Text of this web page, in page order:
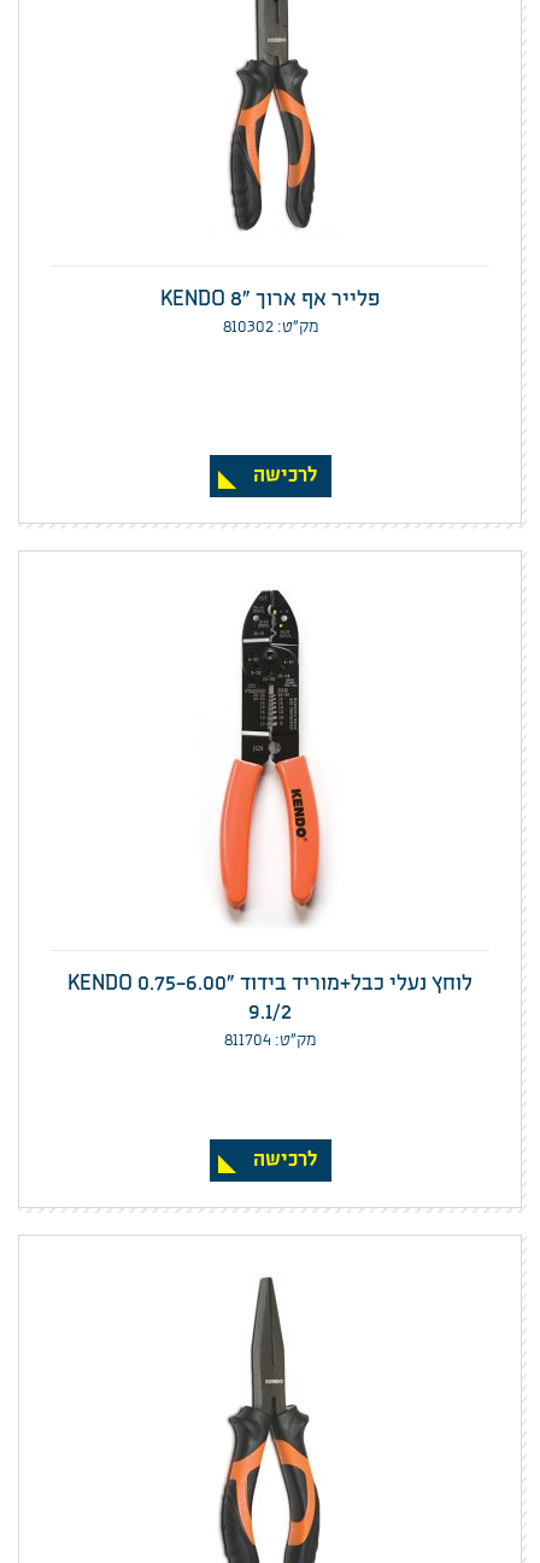
פלייר אף ארוך "KENDO 8
מק”ט: 810302
לרכישה
לוחץ נעלי כבל+מוריד בידוד "KENDO 0.75-6.00
9.1/2
מק”ט: 811704
לרכישה